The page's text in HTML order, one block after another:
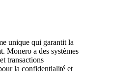
unique qui garantit la
Monero a des systèmes
transactions
la confidentialité et